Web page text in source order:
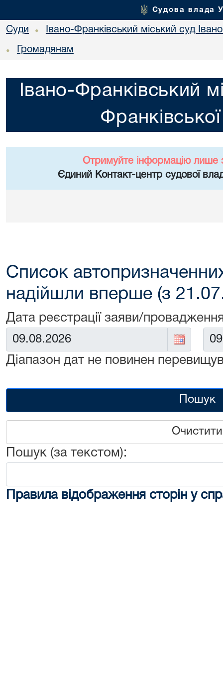
Судова влада
Суди • Івано-Франківський міський суд
• Громадянам
Івано-Франківський
Отримуйте інформацію лише
Єдиний Контакт-центр судової
Список
надійшли вперше (з
Дата реєстрації заяви/
Від: До:
Діапазон дат не повинен
Пошук
Очистити
Пошук (за текстом):
Правила відображення сторін у